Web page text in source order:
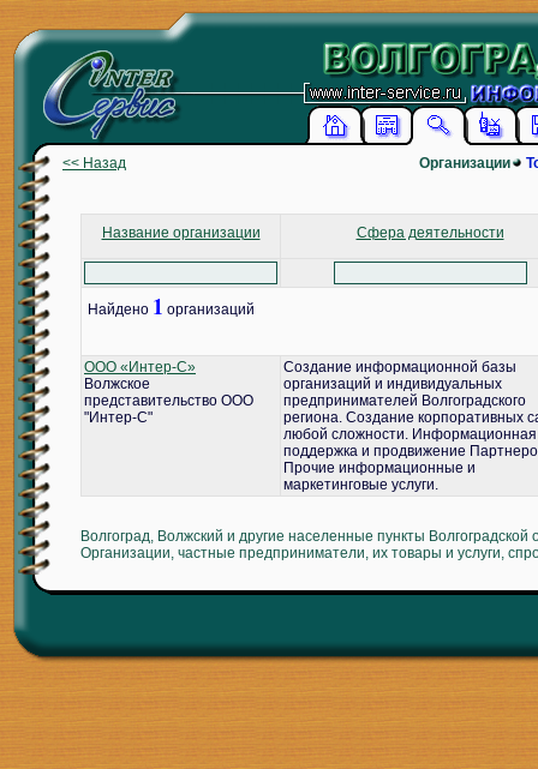
<< Назад Организации
Название организации Сфера деятельности
Найдено 1 организаций
ООО «Интер-С»
Волжское
представительство ООО
"Интер-С"
Создание информационной базы
организаций и индивидуальных
предпринимателей Волгоградского
региона. Создание корпоративных
любой сложности. Информационная
поддержка и продвижение
Прочие информационные и
маркетинговые услуги.
Волгоград, Волжский и другие населенные пункты Волгоградской
Организации, частные предприниматели, их товары и услуги,